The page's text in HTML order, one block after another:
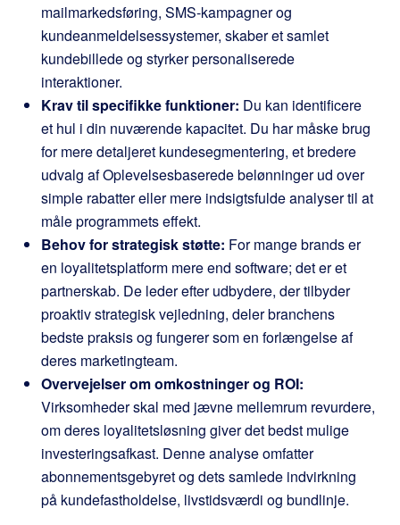
mailmarkedsføring, SMS-kampagner og
kundeanmeldelsessystemer, skaber et samlet
kundebillede og styrker personaliserede
interaktioner.
Krav til specifikke funktioner: Du kan identificere
et hul i din nuværende kapacitet. Du har måske brug
for mere detaljeret kundesegmentering, et bredere
udvalg af Oplevelsesbaserede belønninger ud over
simple rabatter eller mere indsigtsfulde analyser til at
måle programmets effekt.
Behov for strategisk støtte: For mange brands er
en loyalitetsplatform mere end software; det er et
partnerskab. De leder efter udbydere, der tilbyder
proaktiv strategisk vejledning, deler branchens
bedste praksis og fungerer som en forlængelse af
deres marketingteam.
Overvejelser om omkostninger og ROI:
Virksomheder skal med jævne mellemrum revurdere,
om deres loyalitetsløsning giver det bedst mulige
investeringsafkast. Denne analyse omfatter
abonnementsgebyret og dets samlede indvirkning
på kundefastholdelse, livstidsværdi og bundlinje.